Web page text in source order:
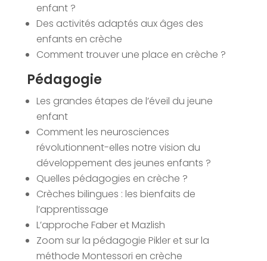
enfant ?
Des activités adaptés aux âges des
enfants en crèche
Comment trouver une place en crèche ?
Pédagogie
Les grandes étapes de l’éveil du jeune
enfant
Comment les neurosciences
révolutionnent-elles notre vision du
développement des jeunes enfants ?
Quelles pédagogies en crèche ?
Crèches bilingues : les bienfaits de
l’apprentissage
L’approche Faber et Mazlish
Zoom sur la pédagogie Pikler et sur la
méthode Montessori en crèche